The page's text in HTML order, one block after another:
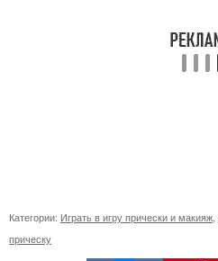
Категории: Играть в игру прически и макияж
прическу